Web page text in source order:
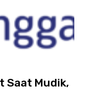
Saat Mudik,